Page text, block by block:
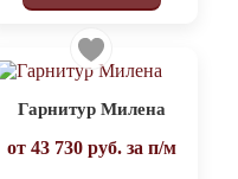
Гарнитур Милена
от 43 730руб. за п/м